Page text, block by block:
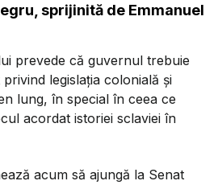
sprijinită de Emmanuel
prevede că guvernul trebuie
legislația colonială și
lung, în special în ceea ce
acordat istoriei sclaviei în
acum să ajungă la Senat